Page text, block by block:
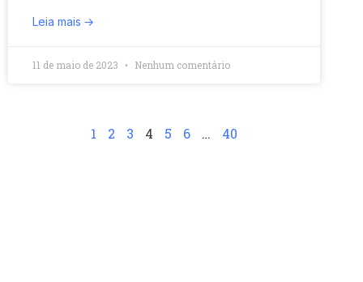
Leia mais
11 de maio de 2023 Nenhum comentário
1 2 3 4 5 6 … 40